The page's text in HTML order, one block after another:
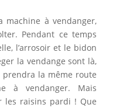
machine à vendanger,
Pendant ce temps
l’arrosoir et le bidon
la vendange sont là,
la même route
à vendanger. Mais
les raisins pardi ! Que